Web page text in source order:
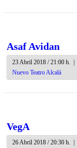
Asaf Avidan
23 Abril 2018 / 21:00 h. |
Nuevo Teatro Alcalá
VegA
26 Abril 2018 / 20:30 h. |